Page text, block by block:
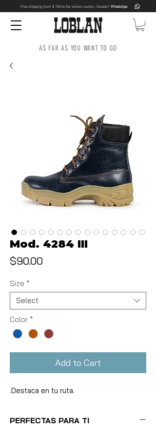
Free shipping from $ 100 to the whole country. Doubts? WhatsApp
AS FAR AS YOU WANT TO GO
Mod. 4284 III
$90.00
Size *
Select
Color *
Add to Cart
.Destaca en tu ruta.
PERFECTAS PARA TI